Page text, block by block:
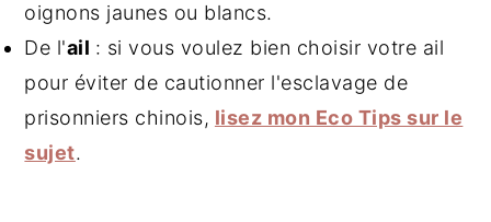
oignons jaunes ou blancs.
De l'ail : si vous voulez bien choisir votre ail
pour éviter de cautionner l'esclavage de
prisonniers chinois, lisez mon Eco Tips sur le
sujet.